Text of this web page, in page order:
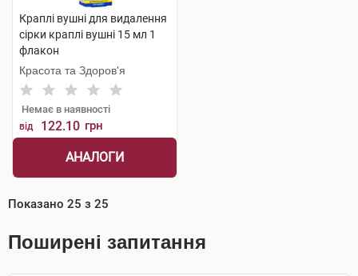
Краплі вушні для видалення
сірки краплі вушні 15 мл 1
флакон
Красота та Здоров'я
Немає в наявності
від 122.10 грн
АНАЛОГИ
Показано 25 з 25
Поширені запитання